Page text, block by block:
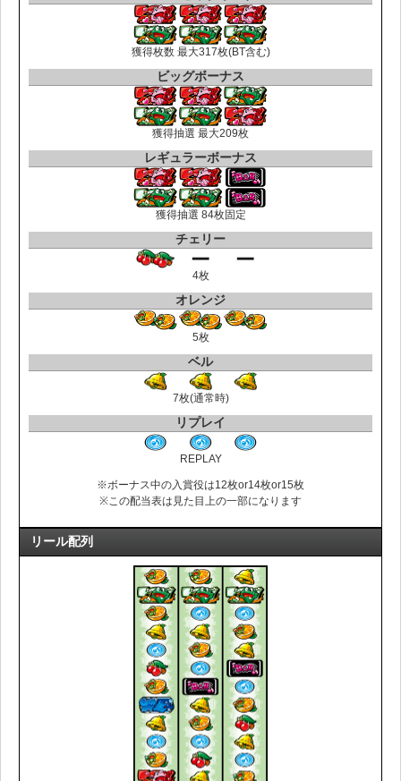
獲得枚数 最大317枚(BT含む)
ビッグボーナス
獲得抽選 最大209枚
レギュラーボーナス
獲得抽選 84枚固定
チェリー
4枚
オレンジ
5枚
ベル
7枚(通常時)
リプレイ
REPLAY
※ボーナス中の入賞役は12枚or14枚or15枚
※この配当表は見た目上の一部になります
リール配列